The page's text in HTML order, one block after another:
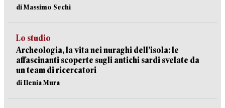
di Massimo Sechi
Lo studio
Archeologia, la vita nei nuraghi dell’isola: le
affascinanti scoperte sugli antichi sardi svelate da
un team di ricercatori
di Ilenia Mura